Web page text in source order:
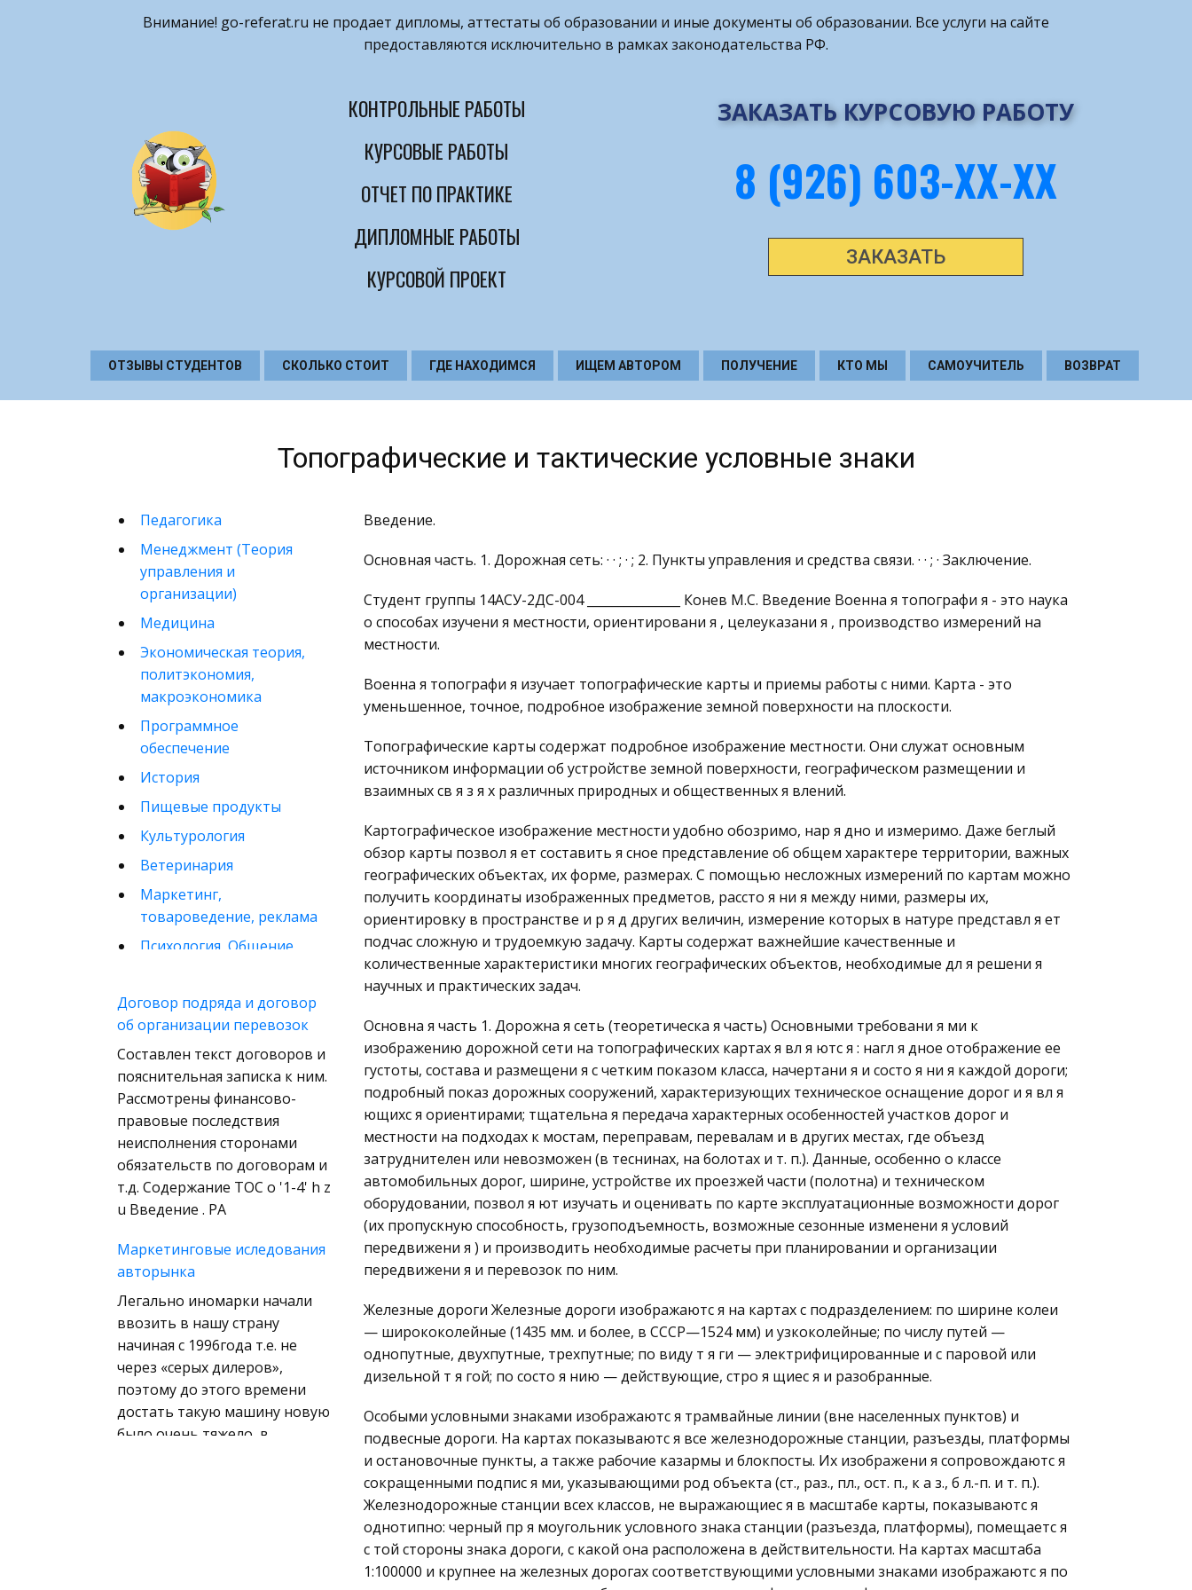
Внимание! ​go-referat.ru не продает дипломы, аттестаты об образовании и иные документы об образовании. Все услуги на сайте
предоставляются исключительно в рамках законодательства РФ.
ЗАКАЗАТЬ КУРСОВУЮ РАБОТУ
8 (926) 603-ХХ-ХХ
ЗАКАЗАТЬ
КОНТРОЛЬНЫЕ РАБОТЫ
КУРСОВЫЕ РАБОТЫ
ОТЧЕТ ПО ПРАКТИКЕ
ДИПЛОМНЫЕ РАБОТЫ
КУРСОВОЙ ПРОЕКТ
ОТЗЫВЫ СТУДЕНТОВ СКОЛЬКО СТОИТ ГДЕ НАХОДИМСЯ ИЩЕМ АВТОРОМ ПОЛУЧЕНИЕ КТО МЫ САМОУЧИТЕЛЬ ВОЗВРАТ
Топографические и тактические условные знаки
Педагогика
Менеджмент (Теория
управления и
организации)
Медицина
Экономическая теория,
политэкономия,
макроэкономика
Программное
обеспечение
История
Пищевые продукты
Культурология
Ветеринария
Маркетинг,
товароведение, реклама
Психология, Общение,
Математика
Финансовое право
Музыка
Международные
экономические и
валютно-кредитные
отношения
Конституционное
(государственное) право
Муниципальное право
России
Радиоэлектроника
Физкультура и Спорт
История отечественного
государства и права
Договор подряда и договор
об организации перевозок
Составлен текст договоров и
пояснительная записка к ним.
Рассмотрены финансово-
правовые последствия
неисполнения сторонами
обязательств по договорам и
т.д. Содержание TOC o '1-4' h z
u Введение . PA
Маркетинговые иследования
авторынка
Легально иномарки начали
ввозить в нашу страну
начиная с 1996года т.е. не
через «серых дилеров»,
поэтому до этого времени
достать такую машину новую
было очень тяжело, в
Введение.
Основная часть. 1. Дорожная сеть: · · ; · ; 2. Пункты управления и средства связи. · · ; · Заключение.
Студент группы 14АСУ-2ДС-004 _______________ Конев М.С. Введение Военна я топографи я - это наука
о способах изучени я местности, ориентировани я , целеуказани я , производство измерений на
местности.
Военна я топографи я изучает топографические карты и приемы работы с ними. Карта - это
уменьшенное, точное, подробное изображение земной поверхности на плоскости.
Топографические карты содержат подробное изображение местности. Они служат основным
источником информации об устройстве земной поверхности, географическом размещении и
взаимных св я з я х различных природных и общественных я влений.
Картографическое изображение местности удобно обозримо, нар я дно и измеримо. Даже беглый
обзор карты позвол я ет составить я сное представление об общем характере территории, важных
географических объектах, их форме, размерах. С помощью несложных измерений по картам можно
получить координаты изображенных предметов, рассто я ни я между ними, размеры их,
ориентировку в пространстве и р я д других величин, измерение которых в натуре представл я ет
подчас сложную и трудоемкую задачу. Карты содержат важнейшие качественные и
количественные характеристики многих географических объектов, необходимые дл я решени я
научных и практических задач.
Основна я часть 1. Дорожна я сеть (теоретическа я часть) Основными требовани я ми к
изображению дорожной сети на топографических картах я вл я ютс я : нагл я дное отображение ее
густоты, состава и размещени я с четким показом класса, начертани я и состо я ни я каждой дороги;
подробный показ дорожных сооружений, характеризующих техническое оснащение дорог и я вл я
ющихс я ориентирами; тщательна я передача характерных особенностей участков дорог и
местности на подходах к мостам, переправам, перевалам и в других местах, где объезд
затруднителен или невозможен (в теснинах, на болотах и т. п.). Данные, особенно о классе
автомобильных дорог, ширине, устройстве их проезжей части (полотна) и техническом
оборудовании, позвол я ют изучать и оценивать по карте эксплуатационные возможности дорог
(их пропускную способность, грузоподъемность, возможные сезонные изменени я условий
передвижени я ) и производить необходимые расчеты при планировании и организации
передвижени я и перевозок по ним.
Железные дороги Железные дороги изображаютс я на картах с подразделением: по ширине колеи
— ширококолейные (1435 мм. и более, в СССР—1524 мм) и узкоколейные; по числу путей —
однопутные, двухпутные, трехпутные; по виду т я ги — электрифицированные и с паровой или
дизельной т я гой; по состо я нию — действующие, стро я щиес я и разобранные.
Особыми условными знаками изображаютс я трамвайные линии (вне населенных пунктов) и
подвесные дороги. На картах показываютс я все железнодорожные станции, разъезды, платформы
и остановочные пункты, а также рабочие казармы и блокпосты. Их изображени я сопровождаютс я
сокращенными подпис я ми, указывающими род объекта (ст., раз., пл., ост. п., к а з., б л.-п. и т. п.).
Железнодорожные станции всех классов, не выражающиес я в масштабе карты, показываютс я
однотипно: черный пр я моугольник условного знака станции (разъезда, платформы), помещаетс я
с той стороны знака дороги, с какой она расположена в действительности. На картах масштаба
1:100000 и крупнее на железных дорогах соответствующими условными знаками изображаютс я по